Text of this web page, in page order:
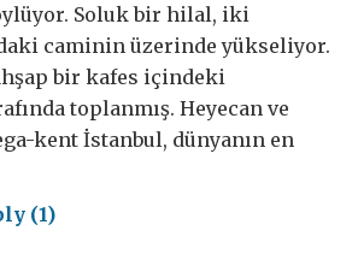
Soluk bir hilal, iki
caminin üzerinde yükseliyor.
bir kafes içindeki
toplanmış. Heyecan ve
kent İstanbul, dünyanın en
(1)